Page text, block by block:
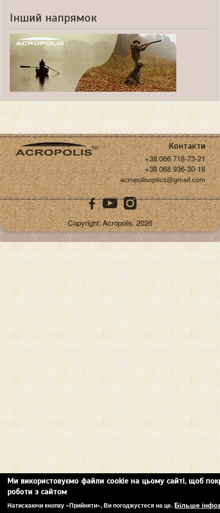
Інший напрямок
Контакти
+38 066 718-73-21
+38 068 936-30-18
acropolisoptics@gmail.com
Copyright: Acropolis, 2026
Ми використовуємо файли cookie на цьому сайті, щоб
роботи з сайтом
Натискаючи кнопку «Прийняти», Ви погоджуєтеся на це. Більше